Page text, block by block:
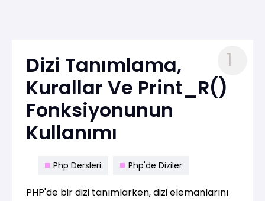
Dizi Tanımlama,
Kurallar Ve Print_R()
Fonksiyonunun
Kullanımı
1
Php Dersleri Php'de Diziler
PHP'de bir dizi tanımlarken, dizi elemanlarını